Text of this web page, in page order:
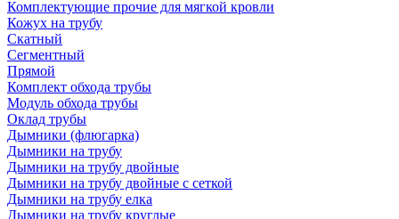
Комплектующие прочие для мягкой кровли
Кожух на трубу
Скатный
Сегментный
Прямой
Комплект обхода трубы
Модуль обхода трубы
Оклад трубы
Дымники (флюгарка)
Дымники на трубу
Дымники на трубу двoйные
Дымники на трубу двoйные с сеткой
Дымники на трубу елка
Дымники на трубу круглые